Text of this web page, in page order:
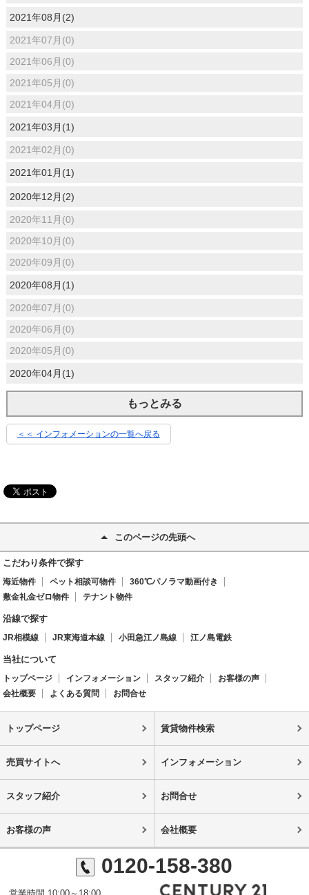
2021年08月(2)
2021年07月(0)
2021年06月(0)
2021年05月(0)
2021年04月(0)
2021年03月(1)
2021年02月(0)
2021年01月(1)
2020年12月(2)
2020年11月(0)
2020年10月(0)
2020年09月(0)
2020年08月(1)
2020年07月(0)
2020年06月(0)
2020年05月(0)
2020年04月(1)
もっとみる
＜＜ インフォメーションの一覧へ戻る
このページの先頭へ
こだわり条件で探す
海近物件 ペット相談可物件
360℃パノラマ動画付き
敷金礼金ゼロ物件
テナント物件
沿線で探す
JR相模線 JR東海道本線 小田急江ノ島線 江ノ島電鉄
当社について
トップページ インフォメーション スタッフ紹介
お客様の声
会社概要
よくある質問 お問合せ
トップページ 賃貸物件検索
売買サイトへ インフォメーション
スタッフ紹介 お問合せ
お客様の声 会社概要
0120-158-380